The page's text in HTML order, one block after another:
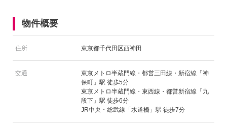
物件概要
住所 東京都千代田区西神田
交通
東京メトロ半蔵門線・都営三田線・新宿線「神
保町」駅 徒歩5分
東京メトロ半蔵門線・東西線・都営新宿線「九
段下」駅 徒歩6分
JR中央・総武線「水道橋」駅 徒歩7分